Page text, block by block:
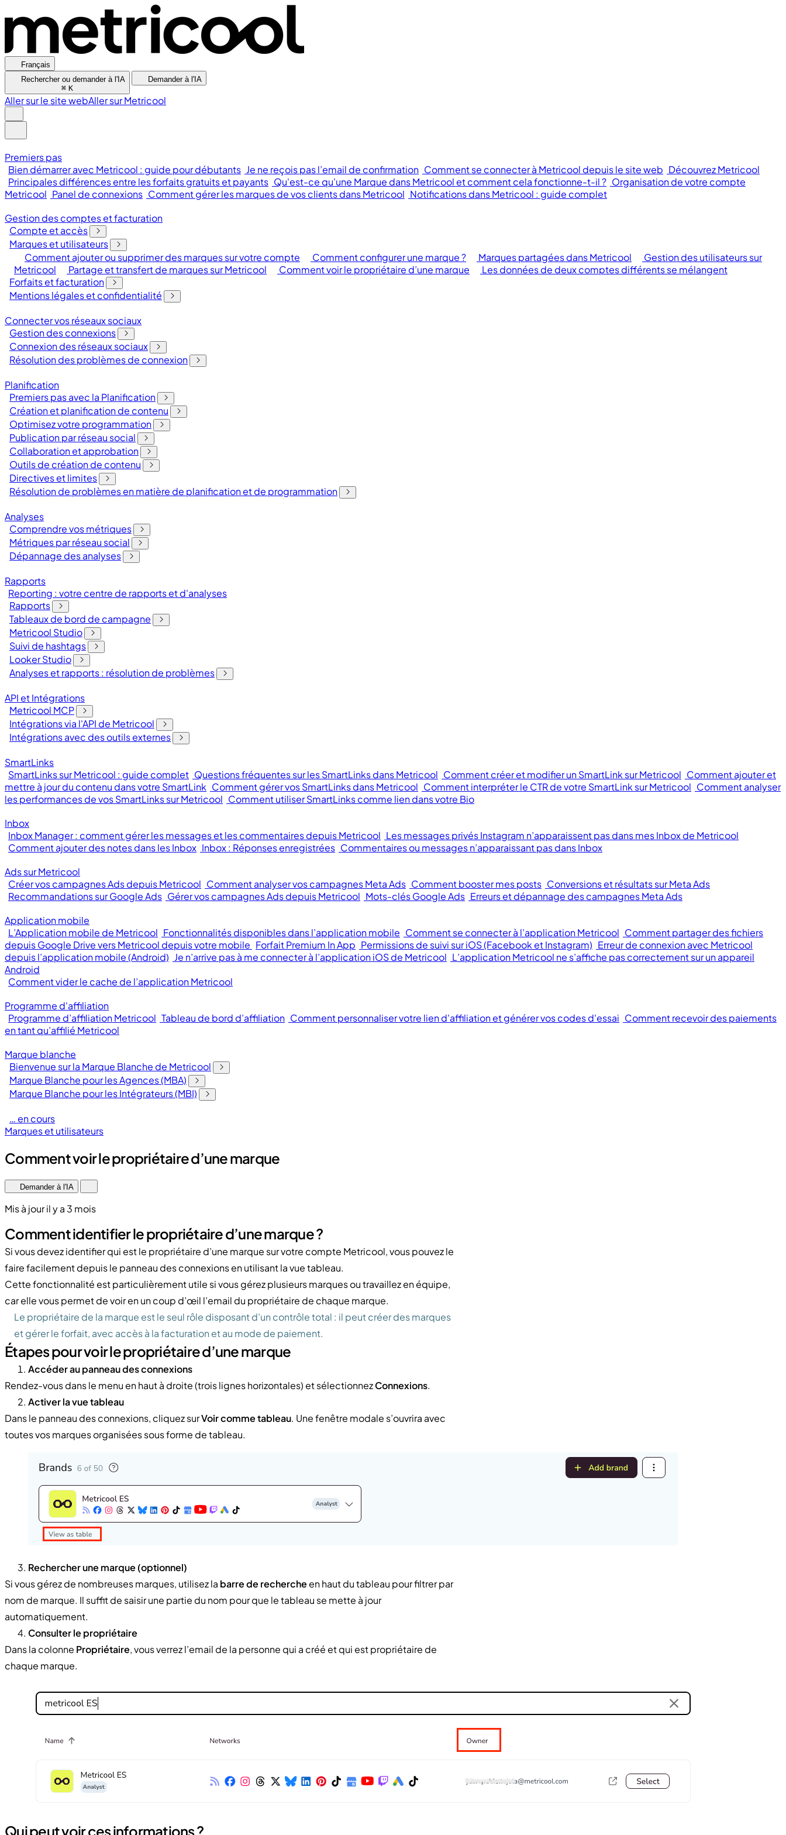
Français
Rechercher ou demander à l'IA
⌘ K
Demander à l'IA
Aller sur le site webAller sur Metricool
Premiers pas
Bien démarrer avec Metricool : guide pour débutants Je ne reçois pas l’email de confirmation Comment se connecter à Metricool depuis le site web Découvrez Metricool
Principales différences entre les forfaits gratuits et payants Qu'est-ce qu'une Marque dans Metricool et comment cela fonctionne-t-il ? Organisation de votre compte
Metricool Panel de connexions Comment gérer les marques de vos clients dans Metricool Notifications dans Metricool : guide complet
Gestion des comptes et facturation
Compte et accès
Marques et utilisateurs
Comment ajouter ou supprimer des marques sur votre compte
Comment configurer une marque ? Marques partagées dans Metricool
Gestion des utilisateurs sur
Metricool
Partage et transfert de marques sur Metricool Comment voir le propriétaire d’une marque
Les données de deux comptes différents se mélangent
Forfaits et facturation
Mentions légales et confidentialité
Connecter vos réseaux sociaux
Gestion des connexions
Connexion des réseaux sociaux
Résolution des problèmes de connexion
Planification
Premiers pas avec la Planification
Création et planification de contenu
Optimisez votre programmation
Publication par réseau social
Collaboration et approbation
Outils de création de contenu
Directives et limites
Résolution de problèmes en matière de planification et de programmation
Analyses
Comprendre vos métriques
Métriques par réseau social
Dépannage des analyses
Rapports
Reporting : votre centre de rapports et d'analyses
Rapports
Tableaux de bord de campagne
Metricool Studio
Suivi de hashtags
Looker Studio
Analyses et rapports : résolution de problèmes
API et Intégrations
Metricool MCP
Intégrations via l'API de Metricool
Intégrations avec des outils externes
SmartLinks
SmartLinks sur Metricool : guide complet Questions fréquentes sur les SmartLinks dans Metricool Comment créer et modifier un SmartLink sur Metricool Comment ajouter et
mettre à jour du contenu dans votre SmartLink Comment gérer vos SmartLinks dans Metricool Comment interpréter le CTR de votre SmartLink sur Metricool Comment analyser
les performances de vos SmartLinks sur Metricool Comment utiliser SmartLinks comme lien dans votre Bio
Inbox
Inbox Manager : comment gérer les messages et les commentaires depuis Metricool Les messages privés Instagram n’apparaissent pas dans mes Inbox de Metricool
Comment ajouter des notes dans les Inbox Inbox : Réponses enregistrées Commentaires ou messages n’apparaissant pas dans Inbox
Ads sur Metricool
Créer vos campagnes Ads depuis Metricool Comment analyser vos campagnes Meta Ads Comment booster mes posts Conversions et résultats sur Meta Ads
Recommandations sur Google Ads Gérer vos campagnes Ads depuis Metricool Mots-clés Google Ads Erreurs et dépannage des campagnes Meta Ads
Application mobile
L’Application mobile de Metricool Fonctionnalités disponibles dans l’application mobile Comment se connecter à l’application Metricool Comment partager des fichiers
depuis Google Drive vers Metricool depuis votre mobile Forfait Premium In App Permissions de suivi sur iOS (Facebook et Instagram) Erreur de connexion avec Metricool
depuis l’application mobile (Android) Je n’arrive pas à me connecter à l’application iOS de Metricool L’application Metricool ne s’affiche pas correctement sur un appareil
Android
Comment vider le cache de l’application Metricool
Programme d'affiliation
Programme d’affiliation Metricool Tableau de bord d’affiliation Comment personnaliser votre lien d'affiliation et générer vos codes d'essai Comment recevoir des paiements
en tant qu’affilié Metricool
Marque blanche
Bienvenue sur la Marque Blanche de Metricool
Marque Blanche pour les Agences (MBA)
Marque Blanche pour les Intégrateurs (MBI)
… en cours
Marques et utilisateurs
Comment voir le propriétaire d’une marque
Demander à l'IA
Mis à jour il y a 3 mois
Comment identifier le propriétaire d’une marque ?
Si vous devez identifier qui est le propriétaire d’une marque sur votre compte Metricool, vous pouvez le
faire facilement depuis le panneau des connexions en utilisant la vue tableau.
Cette fonctionnalité est particulièrement utile si vous gérez plusieurs marques ou travaillez en équipe,
car elle vous permet de voir en un coup d’œil l’email du propriétaire de chaque marque.
Le propriétaire de la marque est le seul rôle disposant d’un contrôle total : il peut créer des marques
et gérer le forfait, avec accès à la facturation et au mode de paiement.
Étapes pour voir le propriétaire d’une marque
Accéder au panneau des connexions
Rendez-vous dans le menu en haut à droite (trois lignes horizontales) et sélectionnezConnexions.
Activer la vue tableau
Dans le panneau des connexions, cliquez surVoir comme tableau. Une fenêtre modale s’ouvrira avec
toutes vos marques organisées sous forme de tableau.
Rechercher une marque (optionnel)
Si vous gérez de nombreuses marques, utilisez la barre de rechercheen haut du tableau pour filtrer par
nom de marque. Il suffit de saisir une partie du nom pour que le tableau se mette à jour
automatiquement.
Consulter le propriétaire
Dans la colonne Propriétaire, vous verrez l’email de la personne qui a créé et qui est propriétaire de
chaque marque.
Qui peut voir ces informations ?